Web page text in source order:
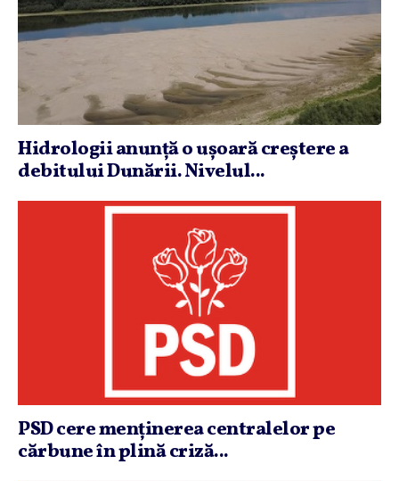
Hidrologii anunţă o uşoară creştere a
debitului Dunării. Nivelul...
PSD cere menţinerea centralelor pe
cărbune în plină criză...